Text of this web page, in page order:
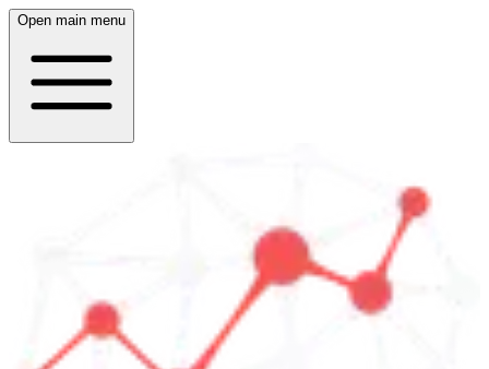
Open main menu